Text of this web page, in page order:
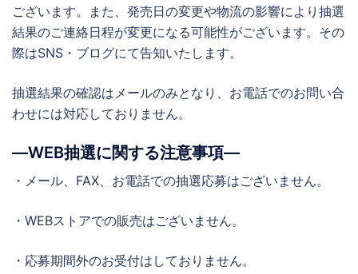
ございます。また、発売日の変更や物流の影響により抽選
結果のご連絡日程が変更になる可能性がございます。その
際はSNS・ブログにて告知いたします。
抽選結果の確認はメールのみとなり、お電話でのお問い合
わせには対応しておりません。
―WEB抽選に関する注意事項―
・メール、FAX、お電話での抽選応募はございません。
・WEBストアでの販売はございません。
・応募期間外のお受付はしておりません。